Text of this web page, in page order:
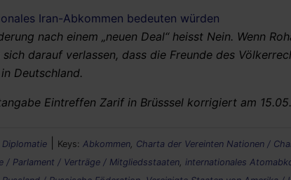
Iran-Abkommen bedeuten würden
nach einem „neuen Deal“ heisst Nein. Wenn
darauf verlassen, dass die Freunde des
Deutschland.
Eintreffen Zarif in Brüsssel korrigiert am
Keys: Abkommen Charta der Vereinten Nationen /
/ Parlament / Verträge / Mitgliedsstaaten internationales